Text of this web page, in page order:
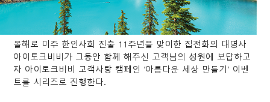
올해로 미주 한인사회 진출 11주년을 맞이한 집전화의 대명사
아이토크비비가 그동안 함께 해주신 고객님의 성원에 보답하고
자 아이토크비비 고객사랑 캠페인 ‘아름다운 세상 만들기’ 이벤
트를 시리즈로 진행한다.